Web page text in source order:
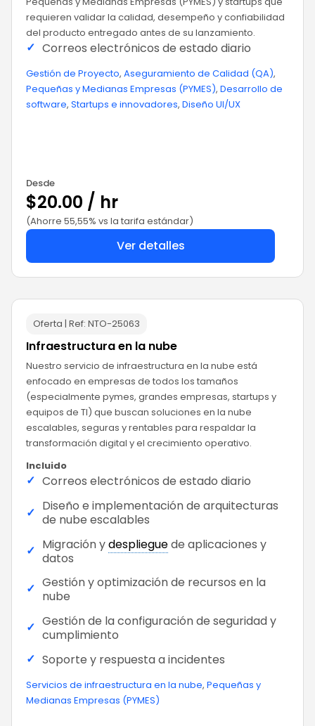
requieren validar la calidad, desempeño y confiabilidad
del producto entregado antes de su lanzamiento.
✓ Correos electrónicos de estado diario
Gestión de Proyecto, Aseguramiento de Calidad (QA),
Pequeñas y Medianas Empresas (PYMES), Desarrollo de
software, Startups e innovadores, Diseño UI/UX
Desde
$20.00 / hr
(Ahorre 55,55% vs la tarifa estándar)
Ver detalles
Oferta | Ref: NTO-25063
Infraestructura en la nube
Nuestro servicio de infraestructura en la nube está
enfocado en empresas de todos los tamaños
(especialmente pymes, grandes empresas, startups y
equipos de TI) que buscan soluciones en la nube
escalables, seguras y rentables para respaldar la
transformación digital y el crecimiento operativo.
Incluido
✓ Correos electrónicos de estado diario
✓ Diseño e implementación de arquitecturas
de nube escalables
✓ Migración ydesplieguede aplicaciones y
datos
✓ Gestión y optimización de recursos en la
nube
✓ Gestión de la configuración de seguridad y
cumplimiento
✓ Soporte y respuesta a incidentes
Servicios de infraestructura en la nube, Pequeñas y
Medianas Empresas (PYMES)